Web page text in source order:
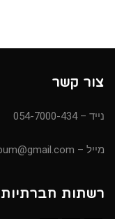
צור קשר
נייד – 054-7000-434
מייל – pyalbum@gmail.com
רשתות חברתיות